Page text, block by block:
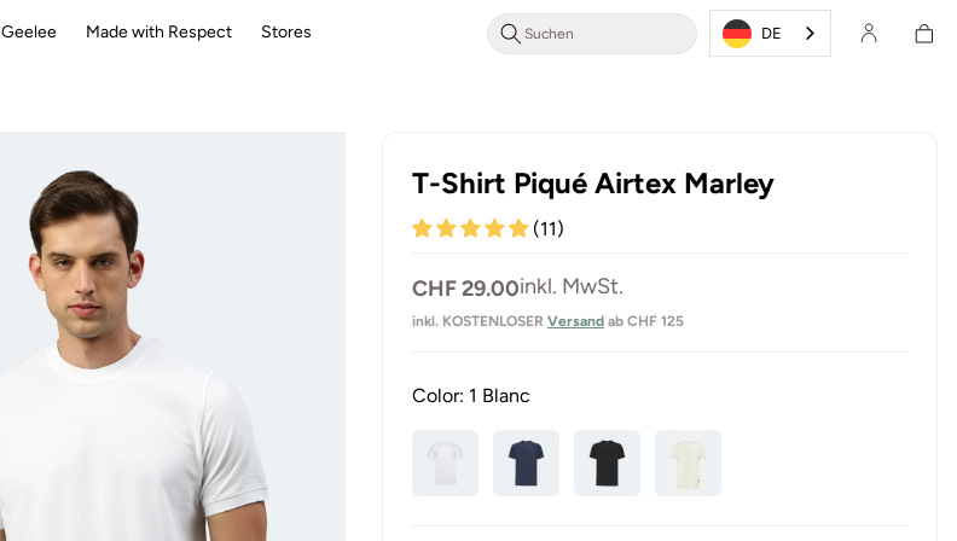
Geelee Made with Respect Stores DE Login/Registrieren
T-Shirt Piqué Airtex Marley
(11)
Normaler
Preis
CHF 29.00inkl. MwSt.
inkl. KOSTENLOSER Versand ab CHF 125
Color: 1 Blanc